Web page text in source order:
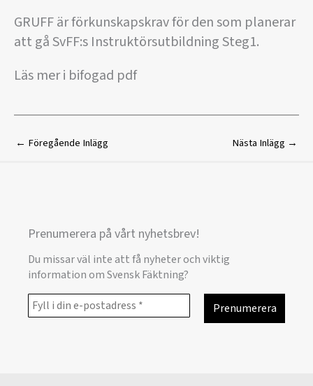
GRUFF är förkunskapskrav för den som planerar
att gå SvFF:s Instruktörsutbildning Steg1.
Läs mer i bifogad pdf
← Föregående Inlägg Nästa Inlägg →
Prenumerera på vårt nyhetsbrev!
Du missar väl inte att få nyheter och viktig
information om Svensk Fäktning?